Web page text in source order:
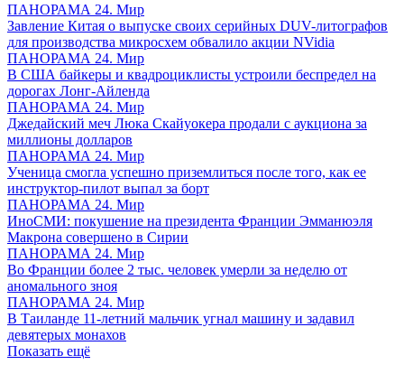
ПАНОРАМА 24. Мир
Завление Китая о выпуске своих серийных DUV-литографов
для производства микросхем обвалило акции NVidia
ПАНОРАМА 24. Мир
В США байкеры и квадроциклисты устроили беспредел на
дорогах Лонг-Айленда
ПАНОРАМА 24. Мир
Джедайский меч Люка Скайуокера продали с аукциона за
миллионы долларов
ПАНОРАМА 24. Мир
Ученица смогла успешно приземлиться после того, как ее
инструктор-пилот выпал за борт
ПАНОРАМА 24. Мир
ИноСМИ: покушение на президента Франции Эмманюэля
Макрона совершено в Сирии
ПАНОРАМА 24. Мир
Во Франции более 2 тыс. человек умерли за неделю от
аномального зноя
ПАНОРАМА 24. Мир
В Таиланде 11-летний мальчик угнал машину и задавил
девятерых монахов
Показать ещё